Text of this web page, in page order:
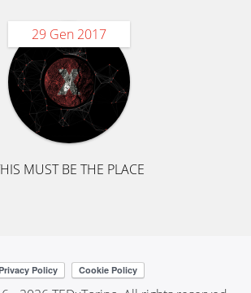
29 Gen 2017
MUST BE THE PLACE